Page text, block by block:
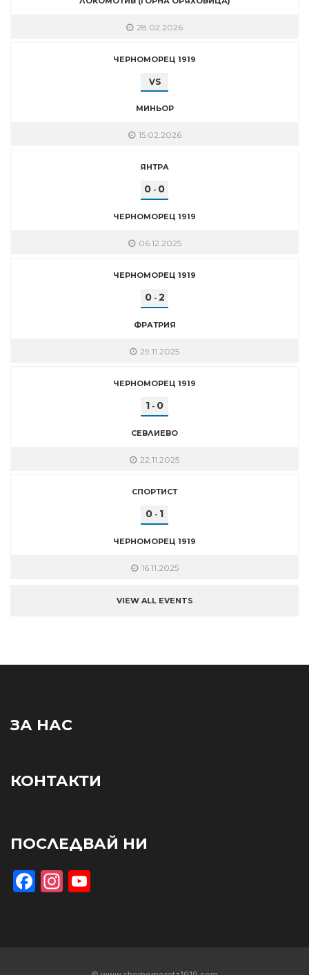
28.02.2026
ЧЕРНОМОРЕЦ 1919
VS
МИНЬОР
15.02.2026
ЯНТРА
0 - 0
ЧЕРНОМОРЕЦ 1919
06.12.2025
ЧЕРНОМОРЕЦ 1919
0- 2
ФРАТРИЯ
29.11.2025
ЧЕРНОМОРЕЦ 1919
1 - 0
СЕВЛИЕВО
22.11.2025
СПОРТИСТ
0 - 1
ЧЕРНОМОРЕЦ 1919
16.11.2025
VIEW ALL EVENTS
ЗА НАС
КОНТАКТИ
ПОСЛЕДВАЙ НИ
Facebook
Instagram